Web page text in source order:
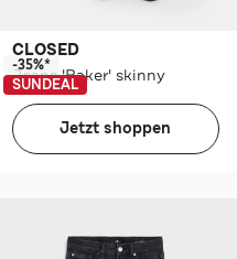
CLOSED
Jeans 'Baker' skinny
-35%*
SUNDEAL
Jetzt shoppen